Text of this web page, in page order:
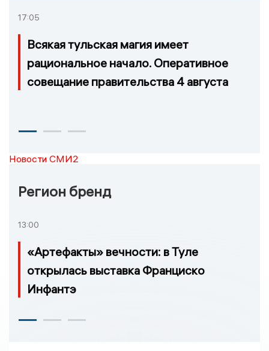
17:05
Всякая тульская магия имеет
рациональное начало. Оперативное
совещание правительства 4 августа
Новости СМИ2
Регион бренд
13:00
«Артефакты» вечности: в Туле
открылась выставка Франциско
Инфантэ